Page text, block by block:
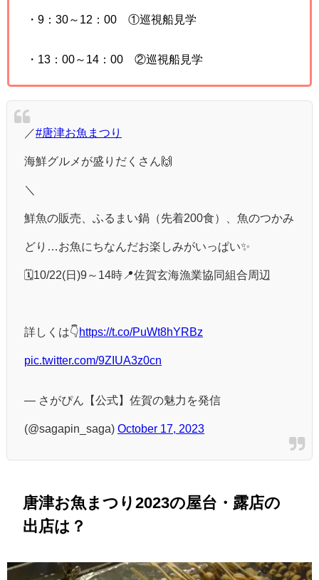
・9：30～12：00 ①巡視船見学
・13：00～14：00 ②巡視船見学
／#唐津お魚まつり
海鮮グルメが盛りだくさん🙌
＼
鮮魚の販売、ふるまい鍋（先着200食）、魚のつかみ
どり…お魚にちなんだお楽しみがいっぱい✨
🗓️10/22(日)9～14時📍佐賀玄海漁業協同組合周辺
詳しくは👇https://t.co/PuWt8hYRBz
pic.twitter.com/9ZIUA3z0cn
— さがぴん【公式】佐賀の魅力を発信
(@sagapin_saga) October 17, 2023
唐津お魚まつり2023の屋台・露店の
出店は？